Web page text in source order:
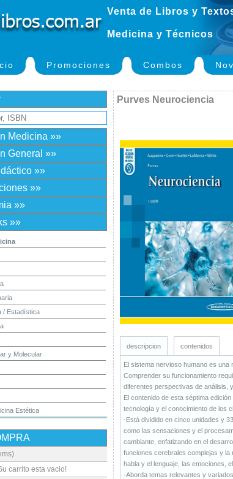
Venta de Libros y
Medicina y Técnicos
Promociones Combos
Medicina »»
General »»
»»
»»
»»
»»
/ Estadística
y Molecular
Estética
Imagen / Radiología
carrito esta vacio!
Purves Neurociencia
descripcion contenidos
El sistema nervioso humano es una
Comprender su funcionamiento
diferentes perspectivas de análisis,
El contenido de esta séptima
tecnología y el conocimiento de los
-Está dividido en cinco unidades y
como las sensaciones y el
cambiante, enfatizando en el
funciones cerebrales complejas y la
habla y el lenguaje, las emociones,
-Aborda temas relevantes y